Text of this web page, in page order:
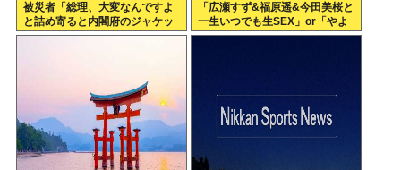
被災者「総理、大変なんですよ
と詰め寄ると内閣府のジャケッ
トを着た人に『静かに 』とすご
「広瀬すず&福原遥&今田美桜と
一生いつでも生SEX」or「やよ
い軒&大戸屋 一生無料」www